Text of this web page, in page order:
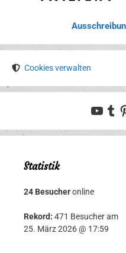
Cookies verwalten
Statistik
24 Besucheronline
Rekord: 471 Besucher am
25. März 2026 @ 17:59